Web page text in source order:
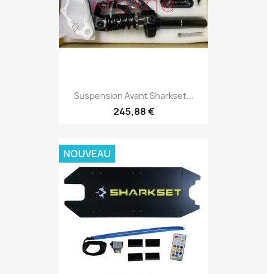
Suspension Avant Sharkset...
245,88 €
NOUVEAU